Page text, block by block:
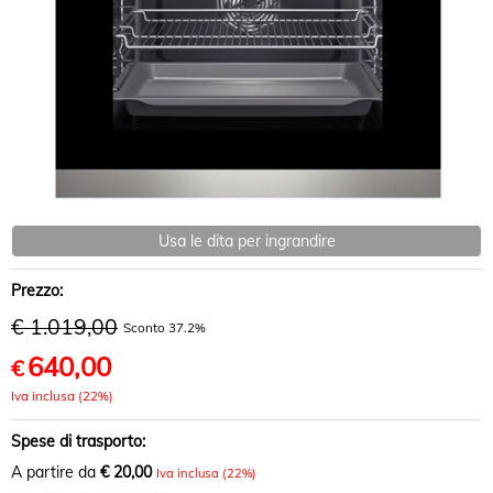
Usa le dita per ingrandire
Prezzo:
€ 1.019,00 Sconto 37.2%
€640,00
Iva inclusa (22%)
Spese di trasporto:
A partire da € 20,00 Iva inclusa (22%)